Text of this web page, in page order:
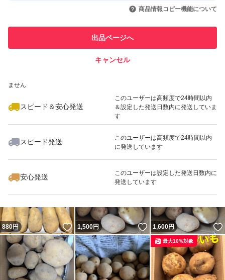
引を完了させた実績があります
での取引実績があります
ません
スピード＆安心発送
このユーザーは高頻度で24時間以内
＆設定した発送日数内に発送していま
す
スピード発送
このユーザーは高頻度で24時間以内
に発送しています
安心発送
このユーザーは設定した発送日数内に
発送しています
商品情報コピー機能について
出品ページへ
キャンセル
いいね！
650
880円 いいね！
1,500円 いいね！
1,600円
最大10%対象